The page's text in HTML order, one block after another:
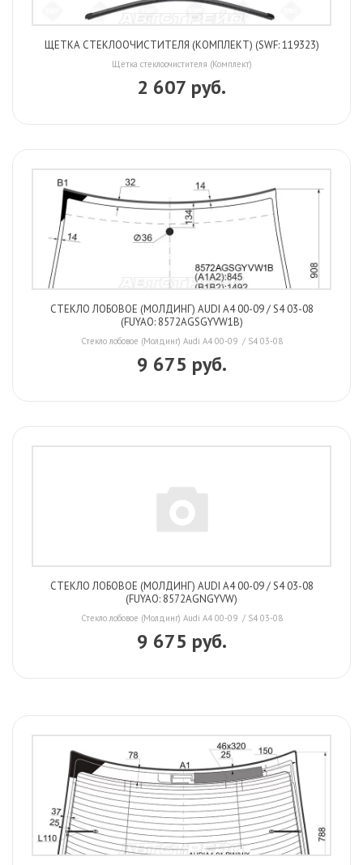
ЩЕТКА СТЕКЛООЧИСТИТЕЛЯ (КОМПЛЕКТ) (SWF: 119323)
Щетка стеклоочистителя (Комплект)
2 607 руб.
СТЕКЛО ЛОБОВОЕ (МОЛДИНГ) AUDI A4 00-09 / S4 03-08
(FUYAO: 8572AGSGYVW1B)
Стекло лобовое (Молдинг) Audi A4 00-09 / S4 03-08
9 675 руб.
СТЕКЛО ЛОБОВОЕ (МОЛДИНГ) AUDI A4 00-09 / S4 03-08
(FUYAO: 8572AGNGYVW)
Стекло лобовое (Молдинг) Audi A4 00-09 / S4 03-08
9 675 руб.